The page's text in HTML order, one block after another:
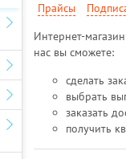
Прайсы
Интернет-
нас вы сможете:
сделать
выбрать
заказать
получить